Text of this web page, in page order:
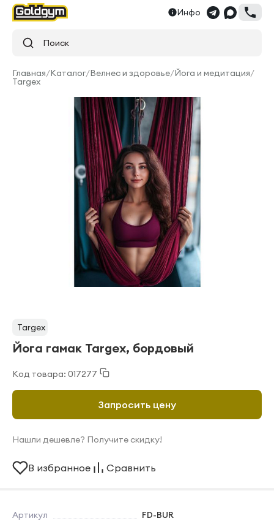
Инфо
Поиск
Главная/Каталог/Велнес и здоровье/Йога и медитация/
Targex
Targex
Йога гамак Targex, бордовый
Код товара: 017277
Артикул
FD-BUR
Запросить цену
Нашли дешевле? Получите скидку!
В избранное Сравнить